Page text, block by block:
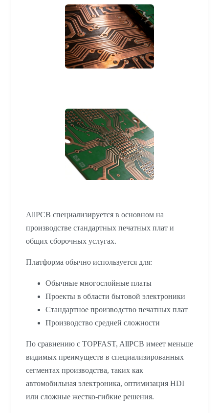
AllPCB специализируется в основном на
производстве стандартных печатных плат и
общих сборочных услугах.
Платформа обычно используется для:
Обычные многослойные платы
Проекты в области бытовой электроники
Стандартное производство печатных плат
Производство средней сложности
По сравнению с TOPFAST, AllPCB имеет меньше
видимых преимуществ в специализированных
сегментах производства, таких как
автомобильная электроника, оптимизация HDI
или сложные жестко-гибкие решения.